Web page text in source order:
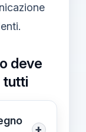
deve
tutti